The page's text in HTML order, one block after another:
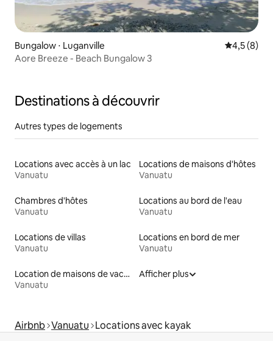
Bungalow ⋅ Luganville Évaluation
4,5 (8)
Aore Breeze - Beach Bungalow 3
Destinations à découvrir
Autres types de logements
Locations avec accès à un lac
Vanuatu
Locations de maisons d'hôtes
Vanuatu
Chambres d'hôtes
Vanuatu
Locations au bord de l'eau
Vanuatu
Locations de villas
Vanuatu
Locations en bord de mer
Vanuatu
Location de maisons de vacances
Vanuatu
Afficher plus
Airbnb Vanuatu Locations avec kayak